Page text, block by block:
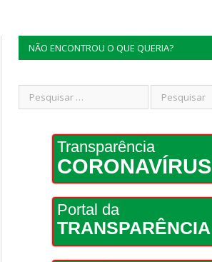
NÃO ENCONTROU O QUE QUERIA?
Transparência
CORONAVÍRUS
Portal da
TRANSPARÊNCIA